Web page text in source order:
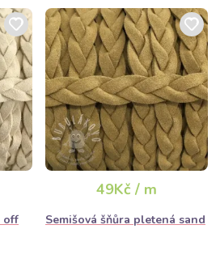
off
49Kč / m
Semišová šňůra pletená sand